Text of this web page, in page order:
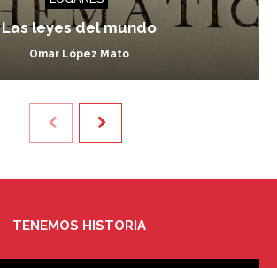
Las leyes del mundo
Omar López Mato
TENEMOS HISTORIA